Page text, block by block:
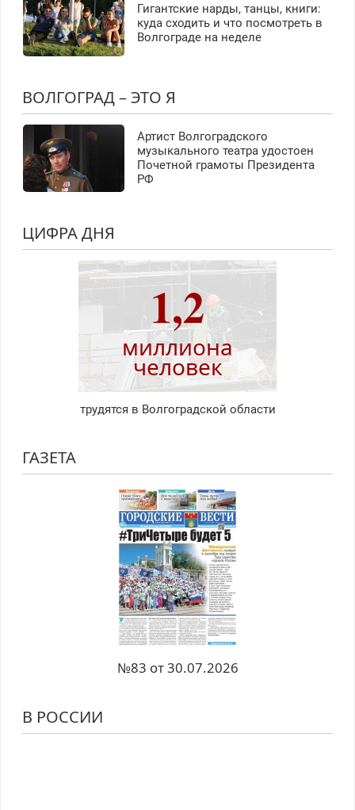
Гигантские нарды, танцы, книги:
куда сходить и что посмотреть в
Волгограде на неделе
ВОЛГОГРАД – ЭТО Я
Артист Волгоградского
музыкального театра удостоен
Почетной грамоты Президента
РФ
ЦИФРА ДНЯ
1,2
миллиона
человек
трудятся в Волгоградской области
ГАЗЕТА
№83 от 30.07.2026
В РОССИИ